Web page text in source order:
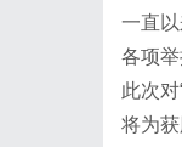
一直
各项
此次对
将为